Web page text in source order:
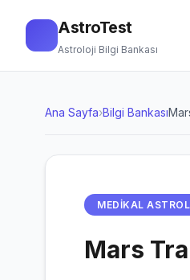
AstroTest
Astroloji Bilgi Bankası
Ana Sayfa›Bilgi Bankası
MEDIKAL
Mars